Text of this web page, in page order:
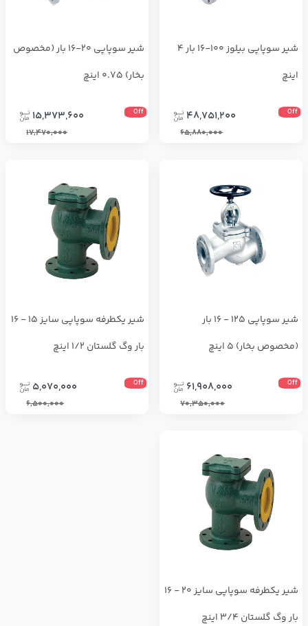
شیر سوپاپی بيلوز 100-16 بار 4
اینچ
Off
48,751,200
65,880,000
شیر سوپاپی 20-16 بار (مخصوص
بخار) 0.75 اینچ
Off
15,373,600
17,470,000
شیر سوپاپی 125 - 16 بار
(مخصوص بخار) 5 اینچ
Off
61,908,000
70,350,000
شیر یکطرفه سوپاپی سایز 15 - 16
بار وگ گلستان 1/2 اینچ
Off
5,070,000
6,500,000
شیر یکطرفه سوپاپی سایز 20 - 16
بار وگ گلستان 3/4 اینچ